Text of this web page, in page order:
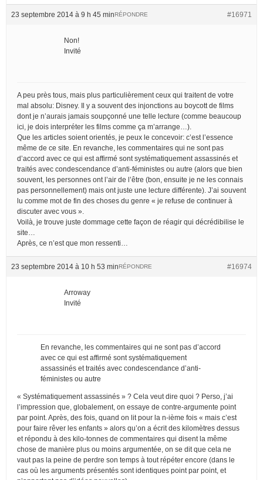
23 septembre 2014 à 9 h 45 min #16971
RÉPONDRE
Non!
Invité
A peu près tous, mais plus particulièrement ceux qui traitent de votre
mal absolu: Disney. Il y a souvent des injonctions au boycott de films
dont je n’aurais jamais soupçonné une telle lecture (comme beaucoup
ici, je dois interpréter les films comme ça m’arrange…).
Que les articles soient orientés, je peux le concevoir: c’est l’essence
même de ce site. En revanche, les commentaires qui ne sont pas
d’accord avec ce qui est affirmé sont systématiquement assassinés et
traités avec condescendance d’anti-féministes ou autre (alors que bien
souvent, les personnes ont l’air de l’être (bon, ensuite je ne les connais
pas personnellement) mais ont juste une lecture différente). J’ai souvent
lu comme mot de fin des choses du genre « je refuse de continuer à
discuter avec vous ».
Voilà, je trouve juste dommage cette façon de réagir qui décrédibilise le
site…
Après, ce n’est que mon ressenti…
23 septembre 2014 à 10 h 53 min #16974
RÉPONDRE
Arroway
Invité
En revanche, les commentaires qui ne sont pas d’accord
avec ce qui est affirmé sont systématiquement
assassinés et traités avec condescendance d’anti-
féministes ou autre
« Systématiquement assassinés » ? Cela veut dire quoi ? Perso, j’ai
l’impression que, globalement, on essaye de contre-argumente point
par point. Après, des fois, quand on lit pour la n-ième fois « mais c’est
pour faire rêver les enfants » alors qu’on a écrit des kilomètres dessus
et répondu à des kilo-tonnes de commentaires qui disent la même
chose de manière plus ou moins argumentée, on se dit que cela ne
vaut pas la peine de perdre son temps à tout répéter encore (dans le
cas où les arguments présentés sont identiques point par point, et